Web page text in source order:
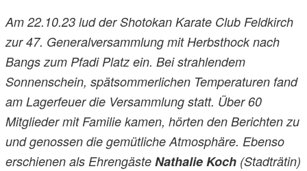
Am 22.10.23 lud der Shotokan Karate Club Feldkirch
zur 47. Generalversammlung mit Herbsthock nach
Bangs zum Pfadi Platz ein. Bei strahlendem
Sonnenschein, spätsommerlichen Temperaturen fand
am Lagerfeuer die Versammlung statt. Über 60
Mitglieder mit Familie kamen, hörten den Berichten zu
und genossen die gemütliche Atmosphäre. Ebenso
erschienen als Ehrengäste Nathalie Koch (Stadträtin)